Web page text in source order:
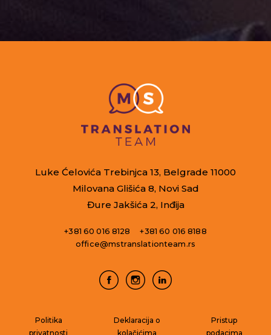
Luke Ćelovića Trebinjca 13, Belgrade 11000
Milovana Glišića 8, Novi Sad
Đure Jakšića 2, Inđija
+381 60 016 8128
+381 60 016 8188
office@mstranslationteam.rs
Politika
privatnosti
Deklaracija o
kolačićima
Pristup
podacima